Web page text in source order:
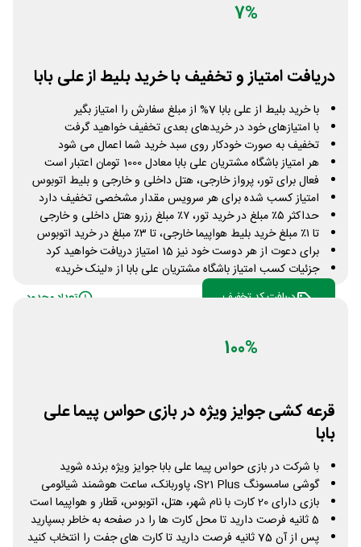
7%
دریافت امتیاز و تخفیف با خرید بلیط از علی بابا
با خرید بلیط از علی بابا 7% از مبلغ سفارش را امتیاز بگیر
با امتیازهای خود در خریدهای بعدی تخفیف خواهید گرفت
تخفیف به صورت خودکار روی سبد خرید شما اعمال می شود
هر امتیاز باشگاه مشتریان علی بابا معادل 1000 تومان اعتبار است
فعال برای تور، پرواز خارجی، هتل داخلی و خارجی و بلیط اتوبوس
امتیاز کسب شده برای هر سرویس مقدار مشخصی تخفیف دارد
حداکثر ۵٪ مبلغ در خرید تور، ۷٪ مبلغ رزرو هتل داخلی و خارجی
تا ۱٪ مبلغ خرید بلیط هواپیما خارجی، تا ۳٪ مبلغ در خرید اتوبوس
برای دعوت از هر دوست خود نیز 15 امتیاز دریافت خواهید کرد
جزئیات کسب امتیاز باشگاه مشتریان علی بابا از «لینک خرید»
دریافت کد تخفیف
تعداد محدود
100%
قرعه کشی جوایز ویژه در بازی حواس پیما علی
بابا
با شرکت در بازی حواس پیما علی بابا جوایز ویژه برنده شوید
گوشی سامسونگ S21 Plus، پاوربانک، ساعت هوشمند شیائومی
بازی دارای 20 کارت با نام شهر، هتل، اتوبوس، قطار و هواپیما است
5 ثانیه فرصت دارید تا محل کارت ها را در صفحه به خاطر بسپارید
پس از آن 75 ثانیه فرصت دارید تا کارت های جفت را انتخاب کنید